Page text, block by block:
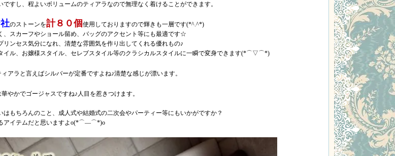
すし、程よいボリュームのティアラなので無理なく着けることができます。
のストーンを計８０個 使用しておりますので輝きも一層です(*^.^*)
、スカーフやショール留め、バッグのアクセント等にも最適です☆
リンセス気分になれ、清楚な雰囲気を作り出してくれる優れもの♪
イル、お嬢様スタイル、セレブスタイル等のクラシカルスタイルに一瞬で変身できます(*⌒▽⌒*)
アラと言えばシルバーが定番ですよね♪清楚な感じが漂います。
やかでゴージャスですね♪人目を惹きつけます。
はもちろんのこと、成人式や結婚式の二次会やパーティー等にもいかがですか？
アイテムだと思いますよo(*⌒―⌒*)o